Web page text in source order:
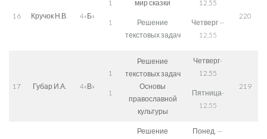
16 Кручок Н.В. 4«Б»
1
1
мир сказки
Решение
текстовых задач
12.55
Четверг —
12.55
220
17 Губар И.А. 4«В»
1
1
Решение
текстовых задач
Основы
православной
культуры
Четверг-
12.55
Пятница-
12.55
219
Решение
Понед. —